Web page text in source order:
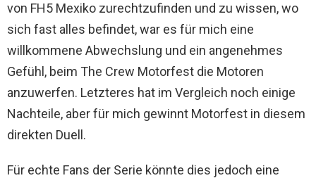
von FH5 Mexiko zurechtzufinden und zu wissen, wo
sich fast alles befindet, war es für mich eine
willkommene Abwechslung und ein angenehmes
Gefühl, beim The Crew Motorfest die Motoren
anzuwerfen. Letzteres hat im Vergleich noch einige
Nachteile, aber für mich gewinnt Motorfest in diesem
direkten Duell.
Für echte Fans der Serie könnte dies jedoch eine